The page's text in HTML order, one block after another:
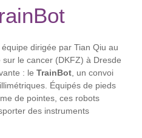
dirigée par Tian Qiu au
le cancer (DKFZ) à Dresde
: leTrainBot , un convoi
Équipés de pieds
de pointes, ces robots
des instruments